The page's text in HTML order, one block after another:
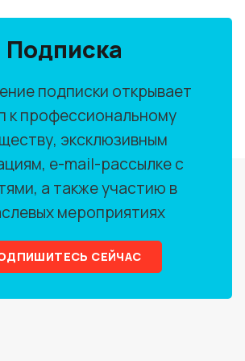
Подписка
подписки открывает
к профессиональному
эксклюзивным
e-mail-рассылке с
а также участию в
мероприятиях
СЕЙЧАС